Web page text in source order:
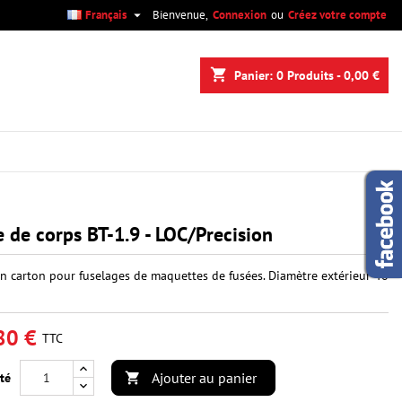
Bienvenue, Connexion ou Créez votre compte
Français 
shopping_cart Panier: 0 Produits - 0,00 €
de corps BT-1.9 - LOC/Precision
carton pour fuselages de maquettes de fusées. Diamètre extérieur 48
€ TTC
 Ajouter au panier